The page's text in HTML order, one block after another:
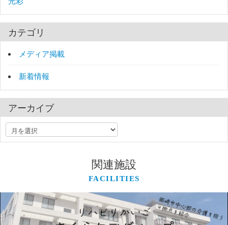
カテゴリ
メディア掲載
新着情報
アーカイブ
関連施設
FACILITIES